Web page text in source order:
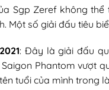
Sgp Zeref không
Một số giải đấu tiêu
: Đây là giải đấu
Phantom vượt
tuổi của mình trong